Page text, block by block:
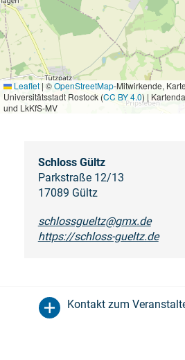
Leaflet | ©OpenStreetMap-Mitwirkende,
Universitätsstadt Rostock (CC BY 4.0) |
und LkKfS-MV
Schloss Gültz
Parkstraße 12/13
17089 Gültz
schlossgueltz@gmx.de
https://schloss-gueltz.de
Kontakt zum